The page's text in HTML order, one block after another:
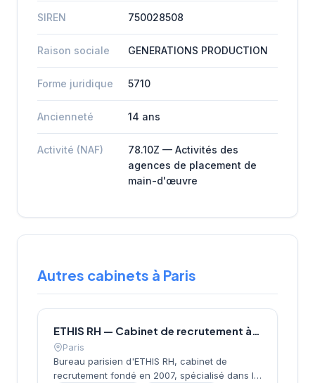
SIREN 750028508
Raison sociale GENERATIONS PRODUCTION
Forme juridique 5710
Ancienneté 14 ans
Activité (NAF)
78.10Z — Activités des
agences de placement de
main-d'œuvre
Autres cabinets à Paris
ETHIS RH — Cabinet de recrutement à Paris
Paris
Bureau parisien d'ETHIS RH, cabinet de
recrutement fondé en 2007, spécialisé dans le